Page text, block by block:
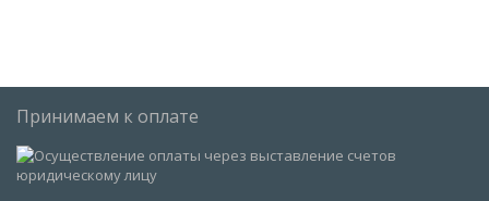
Принимаем к оплате